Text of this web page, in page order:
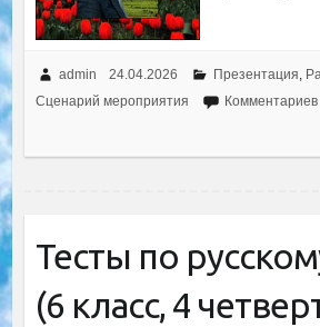
admin 24.04.2026 Презентация,
Сценарий мероприятия
Комментариев
Тесты по
(6 класс, 4